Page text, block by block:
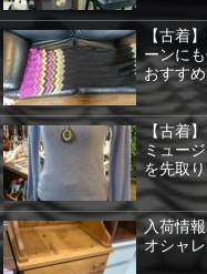
【古着
ーンに
おすす
【古着
ミュー
を先取
入荷情
オシャ